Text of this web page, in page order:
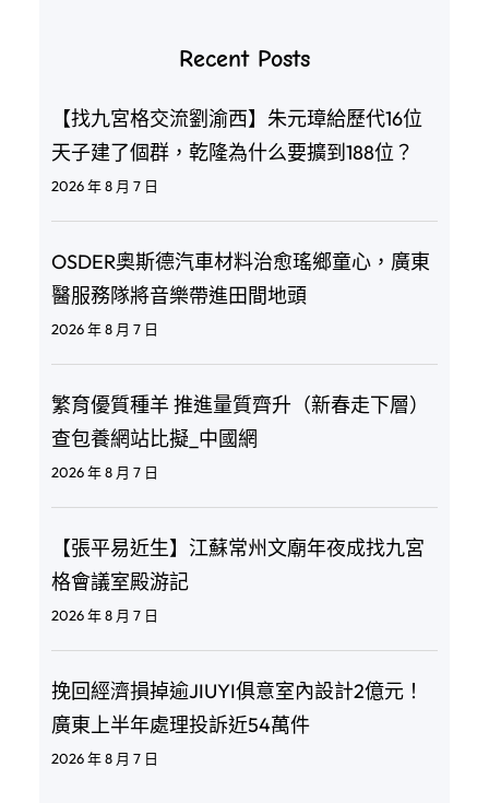
Recent Posts
【找九宮格交流劉渝西】朱元璋給歷代16位
天子建了個群，乾隆為什么要擴到188位？
2026 年 8 月 7 日
OSDER奧斯德汽車材料治愈瑤鄉童心，廣東
醫服務隊將音樂帶進田間地頭
2026 年 8 月 7 日
繁育優質種羊 推進量質齊升（新春走下層）
查包養網站比擬_中國網
2026 年 8 月 7 日
【張平易近生】江蘇常州文廟年夜成找九宮
格會議室殿游記
2026 年 8 月 7 日
挽回經濟損掉逾JIUYI俱意室內設計2億元！
廣東上半年處理投訴近54萬件
2026 年 8 月 7 日